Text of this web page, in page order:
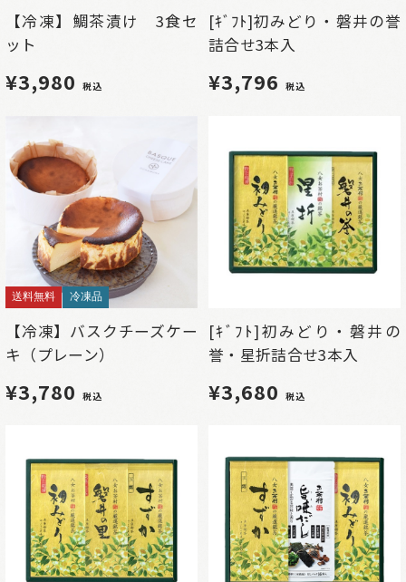
【冷凍】鯛茶漬け 3食セ
ット
¥3,980 税込
[ｷﾞﾌﾄ]初みどり・磐井の誉
詰合せ3本入
¥3,796 税込
送料無料 冷凍品
【冷凍】バスクチーズケー
キ（プレーン）
¥3,780 税込
[ｷﾞﾌﾄ]初みどり・磐井の
誉・星折詰合せ3本入
¥3,680 税込